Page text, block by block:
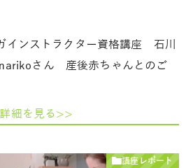
インストラクター資格講座 石川
さん 産後赤ちゃんとのご
詳細を見る>>
講座レポート